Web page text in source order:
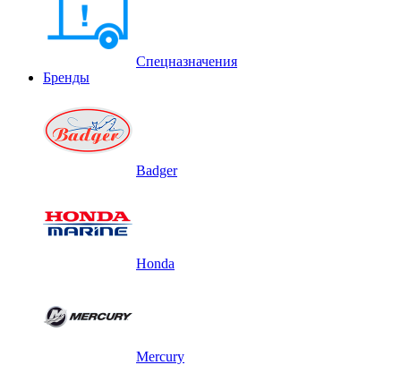
Спецназначения
Бренды
Badger
Honda
Mercury